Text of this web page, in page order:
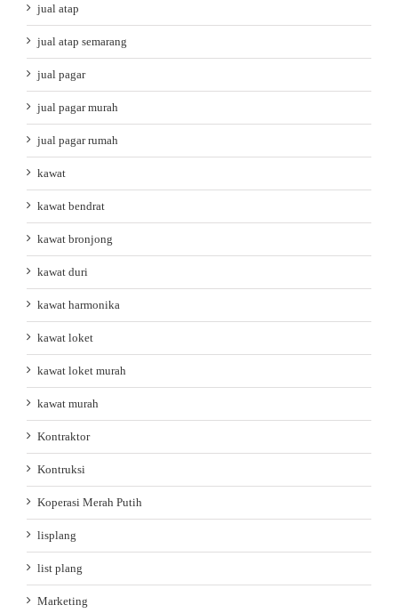
jual atap
jual atap semarang
jual pagar
jual pagar murah
jual pagar rumah
kawat
kawat bendrat
kawat bronjong
kawat duri
kawat harmonika
kawat loket
kawat loket murah
kawat murah
Kontraktor
Kontruksi
Koperasi Merah Putih
lisplang
list plang
Marketing